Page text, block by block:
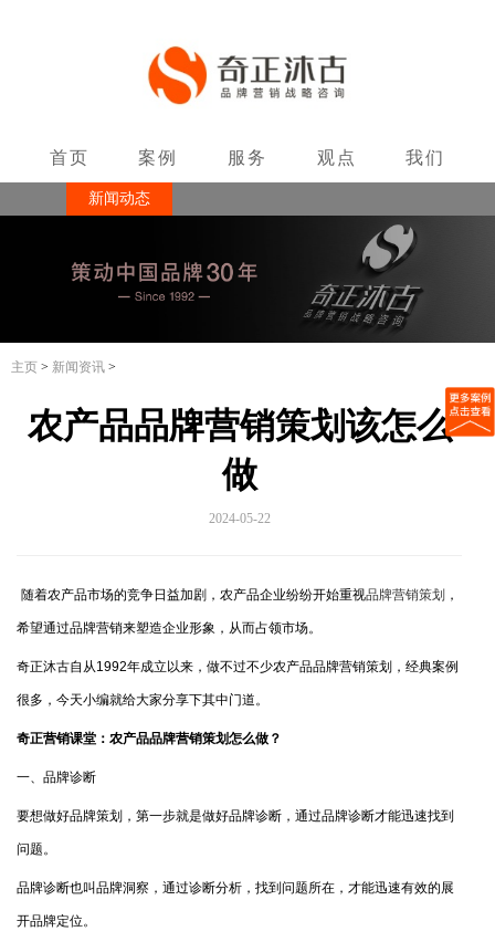
首页 案例 服务 观点 我们
联系新闻动态
主页 > 新闻资讯 >
农产品品牌营销策划该怎么
做
2024-05-22
随着农产品市场的竞争日益加剧，农产品企业纷纷开始重视品牌营销策划 ，
希望通过品牌营销来塑造企业形象，从而占领市场。
奇正沐古自从1992年成立以来，做不过不少农产品品牌营销策划，经典案例
很多，今天小编就给大家分享下其中门道。
奇正营销课堂：农产品品牌营销策划怎么做？
一、品牌诊断
要想做好品牌策划，第一步就是做好品牌诊断，通过品牌诊断才能迅速找到
问题。
品牌诊断也叫品牌洞察，通过诊断分析，找到问题所在，才能迅速有效的展
开品牌定位。